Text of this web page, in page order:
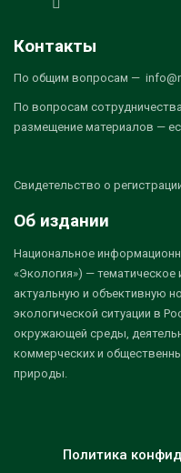
Контакты
По общим вопросам —
По вопросам
размещение материалов —
Свидетельство о
Об издании
Национальное
«Экология») —
актуальную и объективную
экологической ситуации в
окружающей среды,
коммерческих и
природы.
Политика